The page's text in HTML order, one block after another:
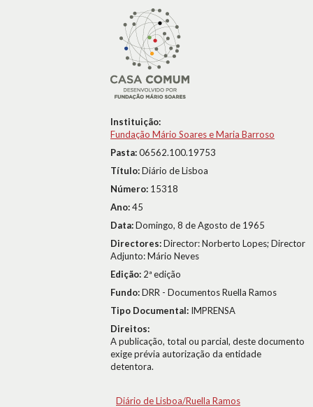
Instituição:
Fundação Mário Soares e Maria Barroso
Pasta:06562.100.19753
Título:Diário de Lisboa
Número: 15318
Ano:45
Data:Domingo, 8 de Agosto de 1965
Directores:Director: Norberto Lopes; Director
Adjunto: Mário Neves
Edição: 2ª edição
Fundo:DRR - Documentos Ruella Ramos
Tipo Documental: IMPRENSA
Direitos:
A publicação, total ou parcial, deste documento
exige prévia autorização da entidade
detentora.
Diário de Lisboa/Ruella Ramos